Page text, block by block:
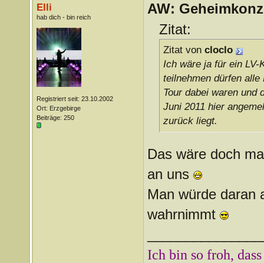
Elli
hab dich - bin reich
Registriert seit: 23.10.2002
Ort: Erzgebirge
Beiträge: 250
AW:
Zitat:
Zitat von cloclo
Ich wäre ja für ein
teilnehmen dürfen
Tour dabei waren und
Juni 2011 hier
zurück liegt.
Das wäre doch
an uns
Man würde daran
wahrnimmt
Ich bin so froh,